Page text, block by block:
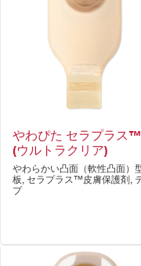
やわぴた セラプラス™
(ウルトラクリア)
やわらかい凸面（軟性凸面）
板, セラプラス™皮膚保護剤,
プ